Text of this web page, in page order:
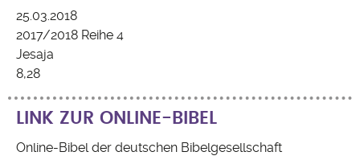
25.03.2018
2017/2018 Reihe 4
Jesaja
8,28
LINK ZUR ONLINE-BIBEL
Online-Bibel der deutschen Bibelgesellschaft